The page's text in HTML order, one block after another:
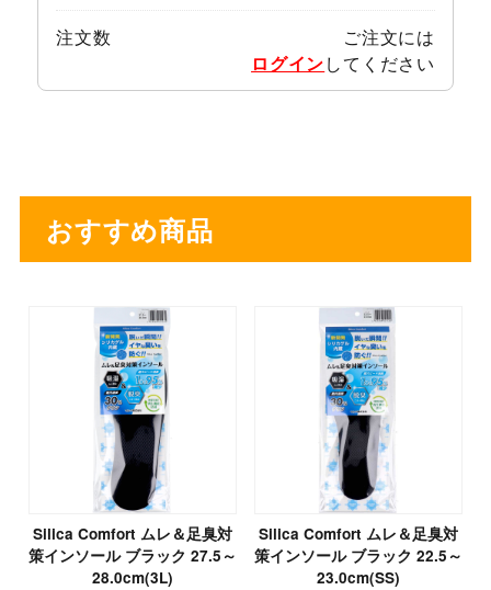
注文数
ご注文には
ログインしてください
おすすめ商品
Silica Comfort ムレ＆足臭対
策インソール ブラック 27.5～
28.0cm(3L)
Silica Comfort ムレ＆足臭対
策インソール ブラック 22.5～
23.0cm(SS)